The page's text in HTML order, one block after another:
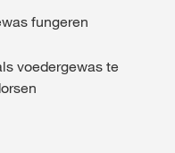
fungeren
voedergewas te